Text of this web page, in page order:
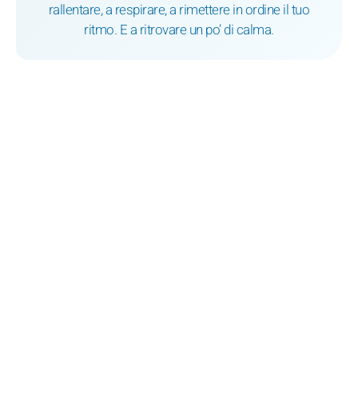
rallentare, a respirare, a rimettere in ordine il tuo
ritmo. E a ritrovare un po’ di calma.